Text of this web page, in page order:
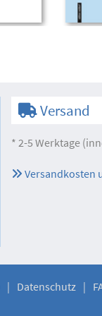
Versand
* 2-5 Werktage
Versandkosten
Datenschutz